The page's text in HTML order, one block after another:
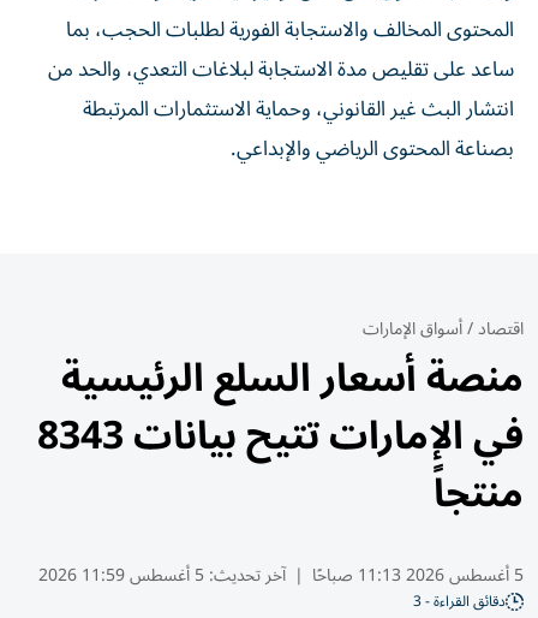
المحتوى المخالف والاستجابة الفورية لطلبات الحجب، بما
ساعد على تقليص مدة الاستجابة لبلاغات التعدي، والحد من
انتشار البث غير القانوني، وحماية الاستثمارات المرتبطة
بصناعة المحتوى الرياضي والإبداعي.
اقتصاد/أسواق الإمارات
منصة أسعار السلع الرئيسية
في الإمارات تتيح بيانات 8343
منتجاً
5 أغسطس 2026 11:13 صباحًا | آخر تحديث:5 أغسطس 11:59 2026
دقائق القراءة - 3